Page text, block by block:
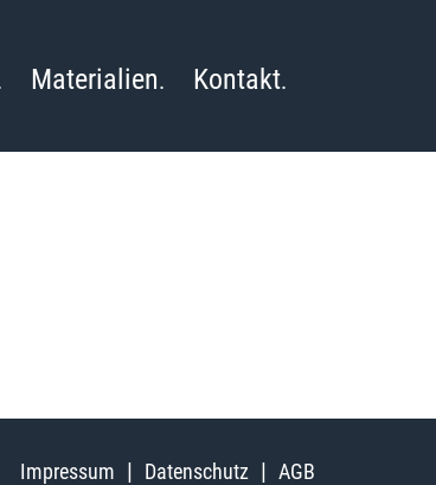
Materialien Kontakt
Impressum Datenschutz AGB